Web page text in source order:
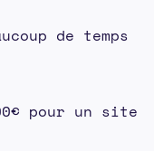
de temps
pour un site